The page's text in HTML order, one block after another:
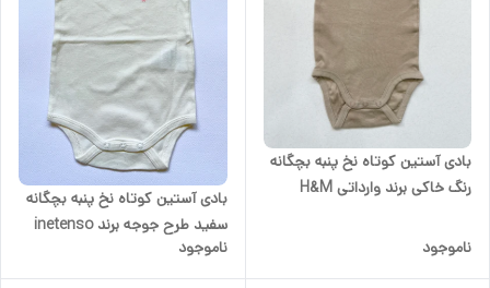
بادی آستین کوتاه نخ پنبه بچگانه
رنگ خاکی برند وارداتی H&M
ناموجود
بادی آستین کوتاه نخ پنبه بچگانه
سفید طرح جوجه برند inetenso
ناموجود